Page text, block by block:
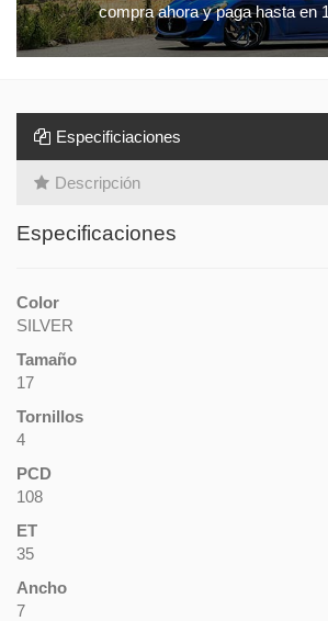
compra ahora y paga hasta en
Especificiaciones
Descripción
Especificaciones
Color
SILVER
Tamaño
17
Tornillos
4
PCD
108
ET
35
Ancho
7